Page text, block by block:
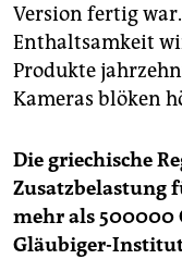
Version fertig
Enthaltsamkeit
Produkte
Kameras blöken
Die griechische
Zusatzbelastung
mehr als 500000
Gläubiger-